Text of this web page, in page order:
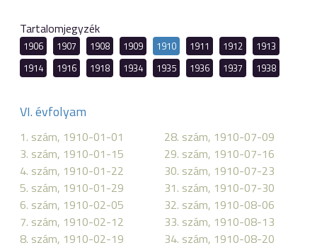
Tartalomjegyzék
1906 1907 1908 1909 1910 1911 1912
1913
1914
1916 1918 1934 1935 1936 1937 1938
VI. évfolyam
1. szám, 1910-01-01
3. szám, 1910-01-15
4. szám, 1910-01-22
5. szám, 1910-01-29
6. szám, 1910-02-05
7. szám, 1910-02-12
8. szám, 1910-02-19
28. szám, 1910-07-09
29. szám, 1910-07-16
30. szám, 1910-07-23
31. szám, 1910-07-30
32. szám, 1910-08-06
33. szám, 1910-08-13
34. szám, 1910-08-20